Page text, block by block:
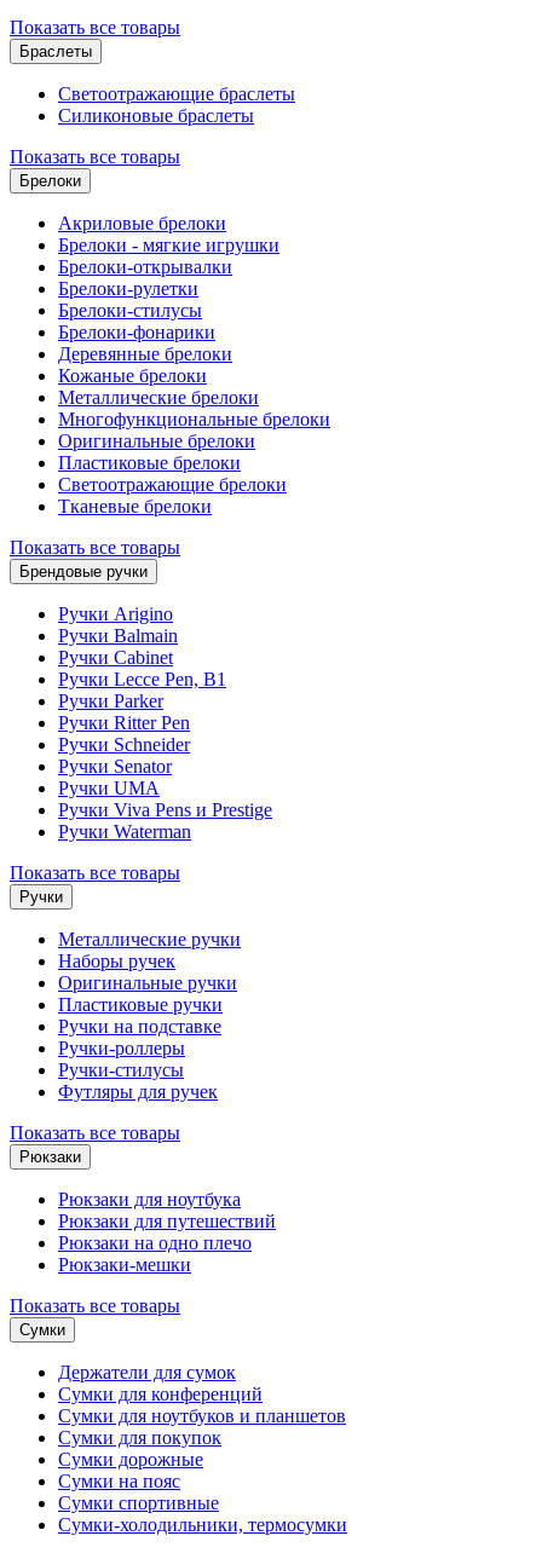
Показать все товары
Браслеты
Светоотражающие браслеты
Силиконовые браслеты
Показать все товары
Брелоки
Акриловые брелоки
Брелоки - мягкие игрушки
Брелоки-открывалки
Брелоки-рулетки
Брелоки-стилусы
Брелоки-фонарики
Деревянные брелоки
Кожаные брелоки
Металлические брелоки
Многофункциональные брелоки
Оригинальные брелоки
Пластиковые брелоки
Светоотражающие брелоки
Тканевые брелоки
Показать все товары
Брендовые ручки
Ручки Arigino
Ручки Balmain
Ручки Cabinet
Ручки Lecce Pen, B1
Ручки Parker
Ручки Ritter Pen
Ручки Schneider
Ручки Senator
Ручки UMA
Ручки Viva Pens и Prestige
Ручки Waterman
Показать все товары
Ручки
Металлические ручки
Наборы ручек
Оригинальные ручки
Пластиковые ручки
Ручки на подставке
Ручки-роллеры
Ручки-стилусы
Футляры для ручек
Показать все товары
Рюкзаки
Рюкзаки для ноутбука
Рюкзаки для путешествий
Рюкзаки на одно плечо
Рюкзаки-мешки
Показать все товары
Сумки
Держатели для сумок
Сумки для конференций
Сумки для ноутбуков и планшетов
Сумки для покупок
Сумки дорожные
Сумки на пояс
Сумки спортивные
Сумки-холодильники, термосумки